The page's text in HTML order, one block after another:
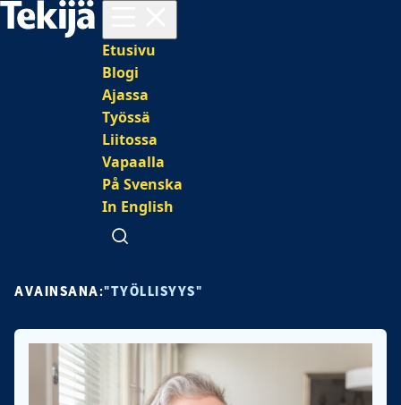
Päävalikko
Etusivu
Blogi
Ajassa
Työssä
Liitossa
Vapaalla
På Svenska
In English
Avaa haku
AVAINSANA:"TYÖLLISYYS"